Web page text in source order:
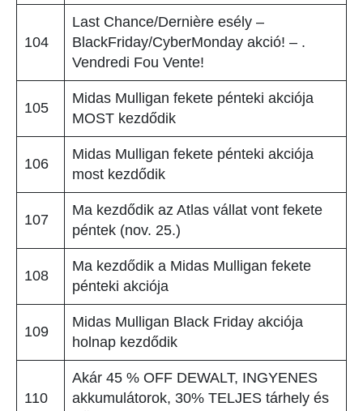
104
Last Chance/Dernière esély –
BlackFriday/CyberMonday akció! – .
Vendredi Fou Vente!
105
Midas Mulligan fekete pénteki akciója
MOST kezdődik
106
Midas Mulligan fekete pénteki akciója
most kezdődik
107
Ma kezdődik az Atlas vállat vont fekete
péntek (nov. 25.)
108
Ma kezdődik a Midas Mulligan fekete
pénteki akciója
109
Midas Mulligan Black Friday akciója
holnap kezdődik
110
Akár 45 % OFF DEWALT, INGYENES
akkumulátorok, 30% TELJES tárhely és